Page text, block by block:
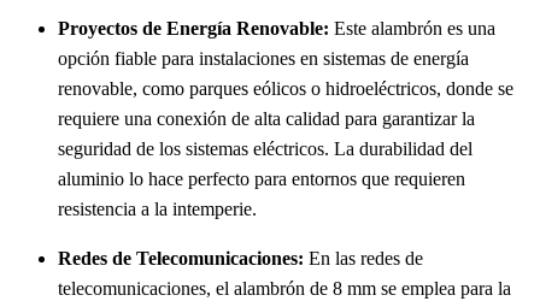
Proyectos de Energía Renovable: Este alambrón es una
opción fiable para instalaciones en sistemas de energía
renovable, como parques eólicos o hidroeléctricos, donde se
requiere una conexión de alta calidad para garantizar la
seguridad de los sistemas eléctricos. La durabilidad del
aluminio lo hace perfecto para entornos que requieren
resistencia a la intemperie.
Redes de Telecomunicaciones: En las redes de
telecomunicaciones, el alambrón de 8 mm se emplea para la